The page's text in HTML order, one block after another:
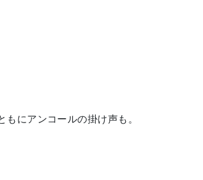
にアンコールの掛け声も。